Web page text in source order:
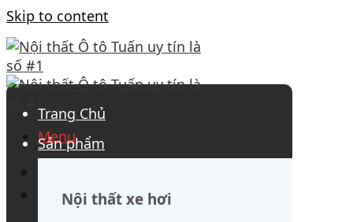
Skip to content
Menu
Search for:
Trang Chủ
Sản phẩm
Nội thất xe hơi